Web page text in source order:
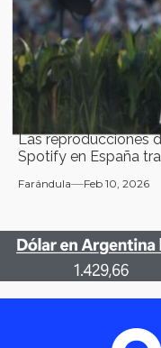
Las reproducciones
Spotify en España
Farándula Feb 10, 2026